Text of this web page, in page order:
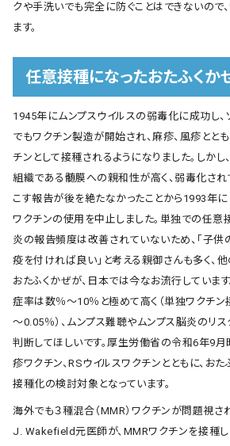
クや手洗いでも完全に防ぐことはできないので
ます。
任意接種になったおたふくか
1945年にムンプスウイルスの弱毒化に成功し
でもワクチン製造が開始され、麻疹、風疹とと
チンとして接種されるようになりました。しかし
組織である髄膜への親和性が高く、弱毒化さ
こす報告が後を絶たなかったことから1993年
ワクチンの使用を中止しました。単独での任意
炎の報告頻度は改善されていないため、「子供
疫を付ければ良い」と考える親御さんも多く、
おたふくかぜが、日本では今なお流行していま
症率は数％～10％と極めて高く（単独ワクチ
～0.05％）、ムンプス難聴やムンプス脳炎のリ
判断してほしいです。厚生労働省の令和6年9
疹ワクチン、RSウイルスワクチンとともに、お
接種化の検討対象となっています。
海外でも３種混合（MMR）ワクチンが問題視さ
J. Wakefield元医師が、MMRワクチンを接種